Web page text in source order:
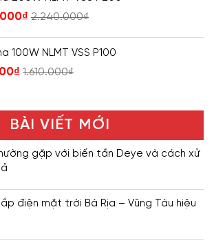
₫ 2.240.000₫
100W NLMT VSS P100
₫ 1.610.000₫
BÀI VIẾT MỚI
gặp với biến tần Deye và cách xử
điện mặt trời Bà Rịa – Vũng Tàu hiệu